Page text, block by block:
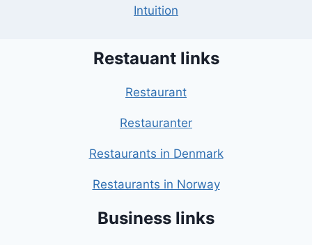
Intuition
Restauant links
Restaurant
Restauranter
Restaurants in Denmark
Restaurants in Norway
Business links